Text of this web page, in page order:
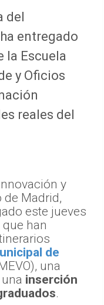
del
entregado
la Escuela
y Oficios
reales del
y
de Madrid,
este jueves
que han
de
una
inserción
.